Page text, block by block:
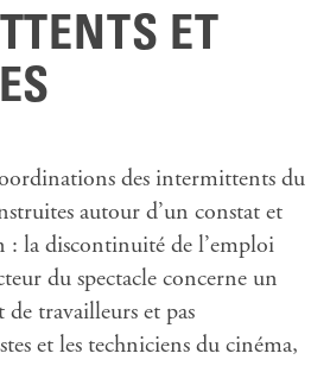
ET
des intermittents du
autour d’un constat et
: la discontinuité de l’emploi
du spectacle concerne un
travailleurs et pas
et les techniciens du cinéma,